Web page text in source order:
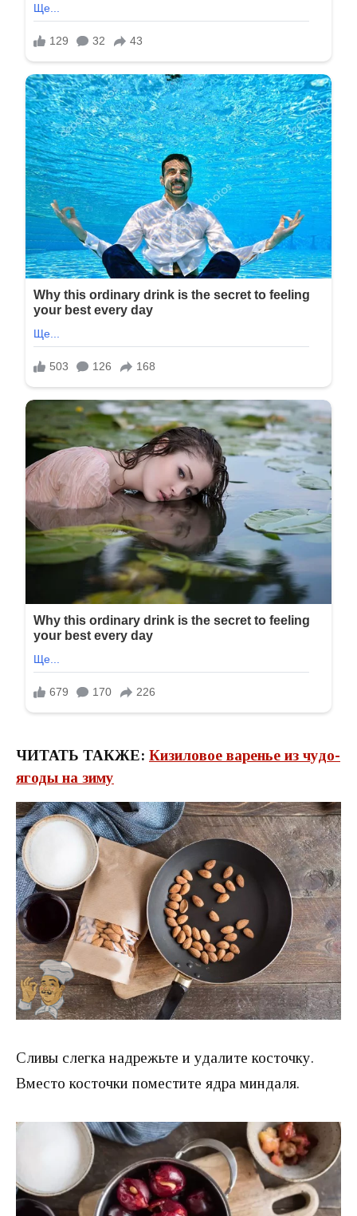
ЧИТАТЬ ТАКЖЕ: Кизиловое варенье из чудо-
ягоды на зиму
Сливы слегка надрежьте и удалите косточку.
Вместо косточки поместите ядра миндаля.